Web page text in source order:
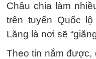
Châu chia làm
trên tuyến Quốc
Lăng là nơi sẽ
Theo tin nắm được,